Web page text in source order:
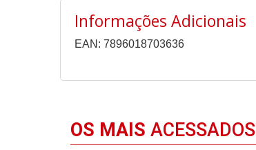
Informações Adicionais
EAN: 7896018703636
OS MAIS ACESSADOS